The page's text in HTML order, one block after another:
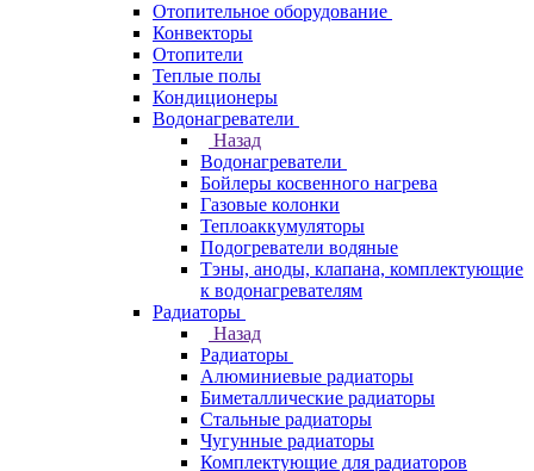
Отопительное оборудование
Конвекторы
Отопители
Теплые полы
Кондиционеры
Водонагреватели
Назад
Водонагреватели
Бойлеры косвенного нагрева
Газовые колонки
Теплоаккумуляторы
Подогреватели водяные
Тэны, аноды, клапана, комплектующие
к водонагревателям
Радиаторы
Назад
Радиаторы
Алюминиевые радиаторы
Биметаллические радиаторы
Стальные радиаторы
Чугунные радиаторы
Комплектующие для радиаторов